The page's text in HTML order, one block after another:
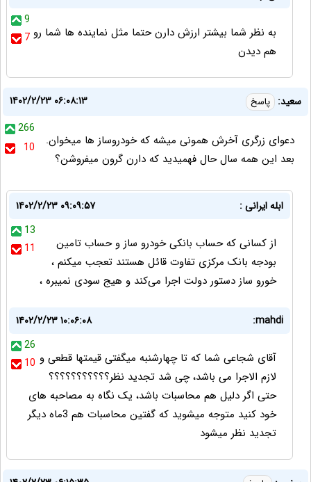
9
7 به نظر شما بیشتر ارزش دارن حتما مثل نماینده ها شما رو
هم دیدن
سعید: پاسخ
۱۴۰۲/۲/۲۳ ۰۶:۰۸:۱۳
266
10
دعوای زرگری آخرش همونی میشه که خودروساز ها میخوان.
بعد این همه سال حال فهمیدید که دارن گرون میفروشن؟
ابله ایرانی :
۱۴۰۲/۲/۲۳ ۰۹:۰۹:۵۷
13
11
از کسانی که حساب بانکی خودرو ساز و حساب تامین
بودجه بانک مرکزی تفاوت قائل هستند تعجب میکنم ،
خورو ساز دستور دولت اجرا می‌کند و هیج سودی نمیبره ،
mahdi:
۱۴۰۲/۲/۲۳ ۱۰:۰۶:۰۸
26
10 آقای شجاعی شما که تا چهارشنبه میگفتی قیمتها قطعی و
لازم الاجرا می باشد، چی شد تجدید نظر؟؟؟؟؟؟؟؟؟؟؟
حتی اگر دلیل هم محاسبات باشد، یک نگاه به مصاحبه های
خود کنید متوجه میشوید که گفتین محاسبات هم 3ماه دیگر
تجدید نظر میشود